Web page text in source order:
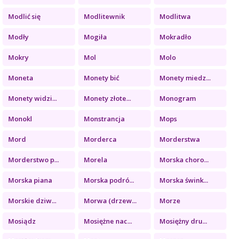
Modlić się Modlitewnik Modlitwa
Modły Mogiła Mokradło
Mokry Mol Molo
Moneta Monety bić Monety miedz...
Monety widzi... Monety złote... Monogram
Monokl Monstrancja Mops
Mord Morderca Morderstwa
Morderstwo p... Morela Morska choro...
Morska piana Morska podró... Morska śwink...
Morskie dziw... Morwa (drzew... Morze
Mosiądz Mosiężne nac... Mosiężny dru...